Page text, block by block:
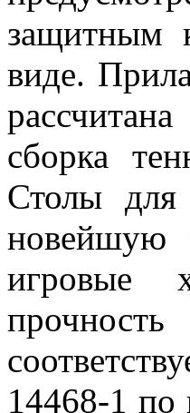
защитным
виде.
сборка
Столы для
новейшую
игровые
14468-1 по